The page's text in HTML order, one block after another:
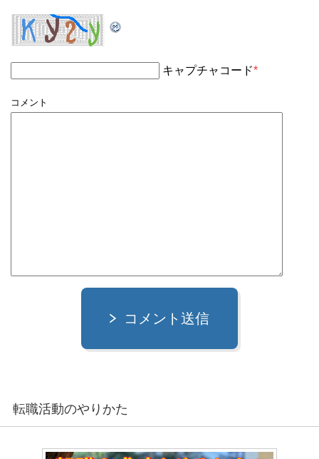
キャプチャコード*
コメント
コメント送信
転職活動のやりかた